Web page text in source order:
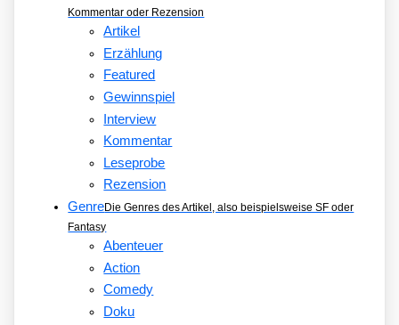
Kommentar oder Rezension
Artikel
Erzählung
Featured
Gewinnspiel
Interview
Kommentar
Leseprobe
Rezension
GenreDie Genres des Artikel, also beispielsweise SF oder
Fantasy
Abenteuer
Action
Comedy
Doku